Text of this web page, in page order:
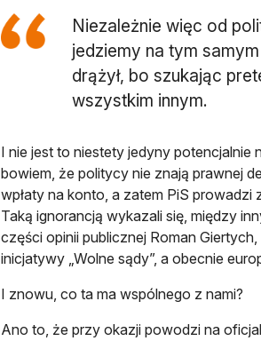
Niezależnie więc od
jedziemy na tym
drążył, bo szukając
wszystkim innym.
I nie jest to niestety jedyny
bowiem, że politycy nie znają prawnej
wpłaty na konto, a zatem PiS
Taką ignorancją wykazali się, między
części opinii publicznej Roman
inicjatywy „Wolne sądy”, a obecnie
I znowu, co ta ma wspólnego z nami?
Ano to, że przy okazji powodzi na